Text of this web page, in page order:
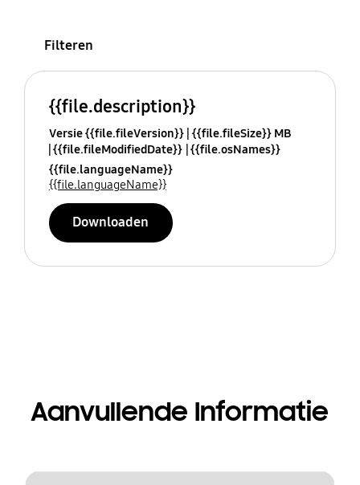
Filteren
{{file.description}}
Versie {{file.fileVersion}} {{file.fileSize}} MB
{{file.fileModifiedDate}} {{file.osNames}}
{{file.languageName}}
{{file.languageName}}
Downloaden
Aanvullende Informatie